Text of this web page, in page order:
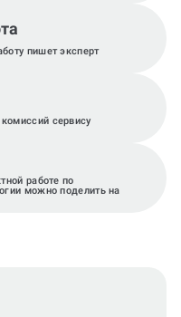
пишет эксперт
сервису
работе по
можно поделить на